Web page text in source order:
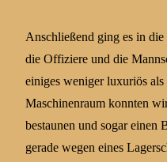
Anschließend ging es in
die Offiziere und die
einiges weniger luxuriös
Maschinenraum konnten
bestaunen und sogar einen
gerade wegen eines